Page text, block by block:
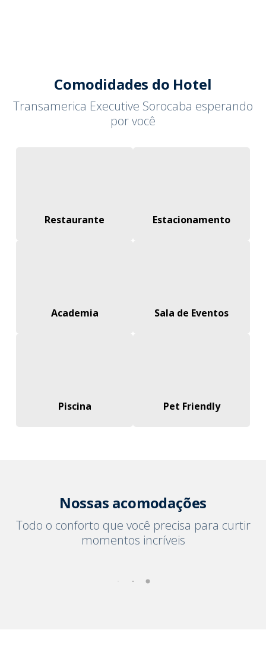
Comodidades do Hotel
Transamerica Executive Sorocaba esperando
por você
Restaurante Estacionamento
Academia Sala de Eventos
Piscina Pet Friendly
Nossas acomodações
Todo o conforto que você precisa para curtir
momentos incríveis